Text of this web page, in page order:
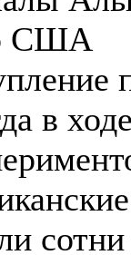
США
в
сотни